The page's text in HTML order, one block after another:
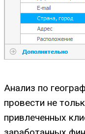
Анализ по
провести не
привлеченных